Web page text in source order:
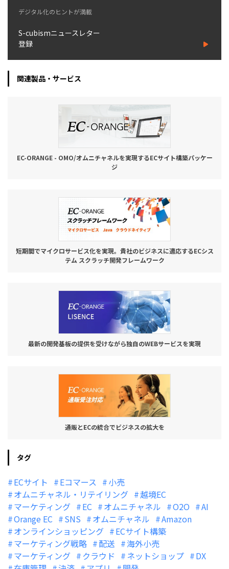
デジタル化のヒントが満載
S-cubismニュースレター
登録
関連製品・サービス
EC-ORANGE - OMO/オムニチャネルを実現するECサイト構築パッケー
ジ
短期間でマイクロサービス化を実現。貴社のビジネスに適応するECシス
テム スクラッチ開発フレームワーク
最新の開発基板の提供を受けながら独自のWEBサービスを実現
通販とECの統合でビジネスの拡大を
タグ
ECサイト Eコマース
小売
オムニチャネル・リテイリング
越境EC
マーケティング
EC オムニチャネル O2O
AI
Orange EC
SNS オムニチャネル
Amazon
オンラインショッピング
ECサイト構築
マーケティング戦略
配送
海外小売
マーケティング
クラウド ネットショップ
DX